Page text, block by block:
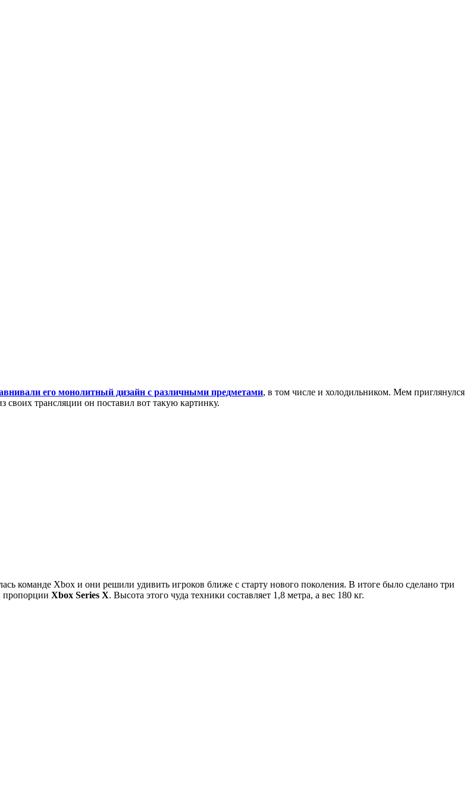
его монолитный дизайн с различными предметами, в том числе и холодильником. Мем приглянулся
трансляции он поставил вот такую картинку.
команде Xbox и они решили удивить игроков ближе с старту нового поколения. В итоге было сделано три
пропорции Xbox Series X. Высота этого чуда техники составляет 1,8 метра, а вес 180 кг.